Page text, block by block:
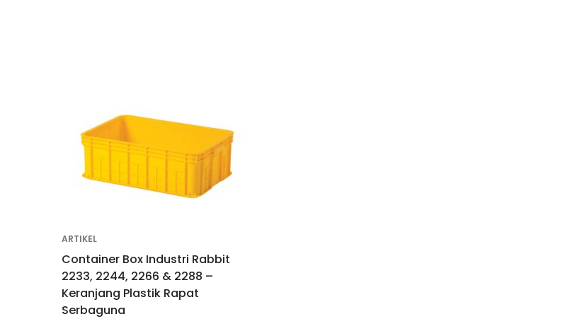
ARTIKEL
Container Box Industri Rabbit
2233, 2244, 2266 & 2288 –
Keranjang Plastik Rapat
Serbaguna